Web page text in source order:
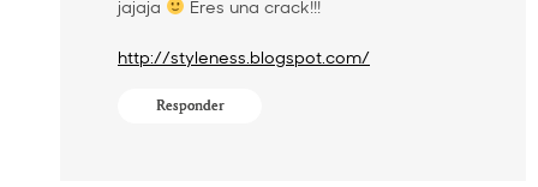
jajaja
Eres una crack!!!
http://styleness.blogspot.com/
Responder